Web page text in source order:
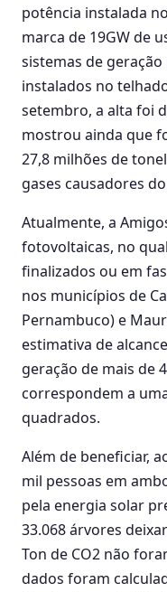
potência instalada
marca de 19GW de
sistemas de
instalados no
setembro, a alta foi
mostrou ainda que
27,8 milhões de
gases causadores
Atualmente, a
fotovoltaicas, no
finalizados ou em
nos municípios de
Pernambuco) e
estimativa de
geração de mais de
correspondem a
quadrados.
Além de beneficiar,
mil pessoas em
pela energia solar
33.068 árvores
Ton de CO2 não
dados foram